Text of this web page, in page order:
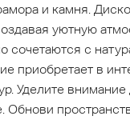
и камня.
уютную
сочетаются с
приобретает в
Уделите внимание
Обнови